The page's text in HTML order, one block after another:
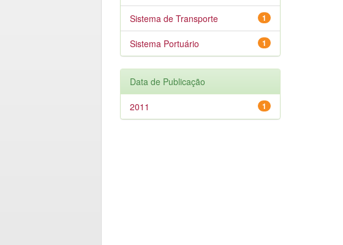
1
Sistema de Transporte
1
Sistema Portuário
Data de Publicação
1
2011